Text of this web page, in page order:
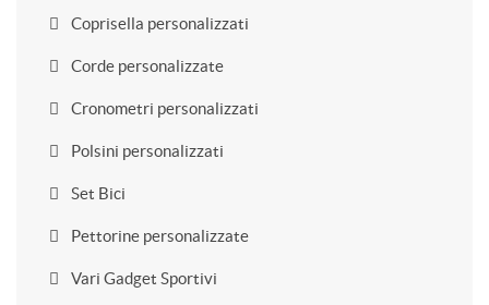
Coprisella personalizzati
Corde personalizzate
Cronometri personalizzati
Polsini personalizzati
Set Bici
Pettorine personalizzate
Vari Gadget Sportivi